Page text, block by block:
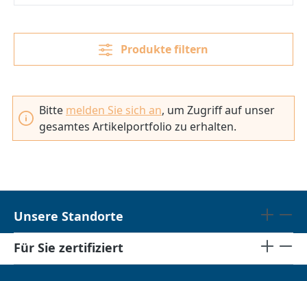
Produkte filtern
Bitte melden Sie sich an, um Zugriff auf unser
gesamtes Artikelportfolio zu erhalten.
Unsere Standorte
Für Sie zertifiziert